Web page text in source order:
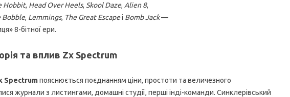
Hobbit, Head Over Heels, Skool Daze, Alien 8,
Bobble, Lemmings, The Great Escapeі Bomb Jack—
8-бітної ери.
та вплив Zx Spectrum
Spectrumпояснюється поєднанням ціни, простоти та величезного
журнали з листингами, домашні студії, перші інді-команди. Синклерівський